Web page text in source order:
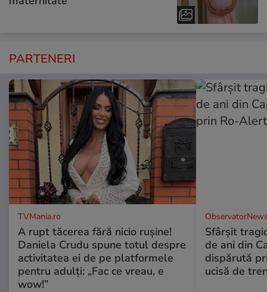
PARTENERI
TVMania.ro
A rupt tăcerea fără nicio rușine!
Daniela Crudu spune totul despre
activitatea ei de pe platformele
pentru adulți: „Fac ce vreau, e
wow!”
Sfârşit
de ani din
dispărută
ucisă de